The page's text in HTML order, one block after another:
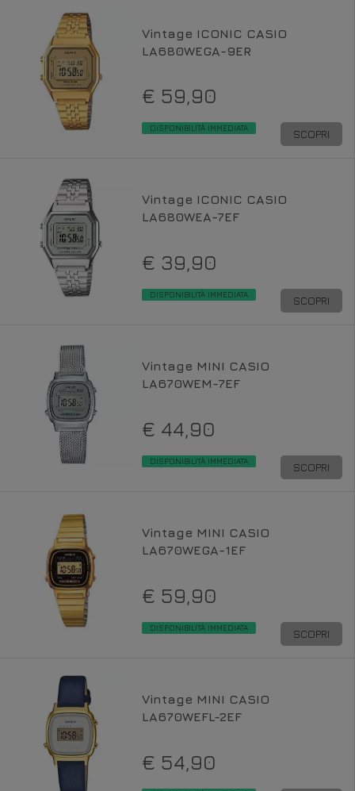
Vintage ICONIC CASIO
LA680WEGA-9ER
€ 59,90
DISPONIBILITÀ IMMEDIATA SCOPRI
Vintage ICONIC CASIO
LA680WEA-7EF
€ 39,90
DISPONIBILITÀ IMMEDIATA SCOPRI
Vintage MINI CASIO
LA670WEM-7EF
€ 44,90
DISPONIBILITÀ IMMEDIATA SCOPRI
Vintage MINI CASIO
LA670WEGA-1EF
€ 59,90
DISPONIBILITÀ IMMEDIATA SCOPRI
Vintage MINI CASIO
LA670WEFL-2EF
€ 54,90